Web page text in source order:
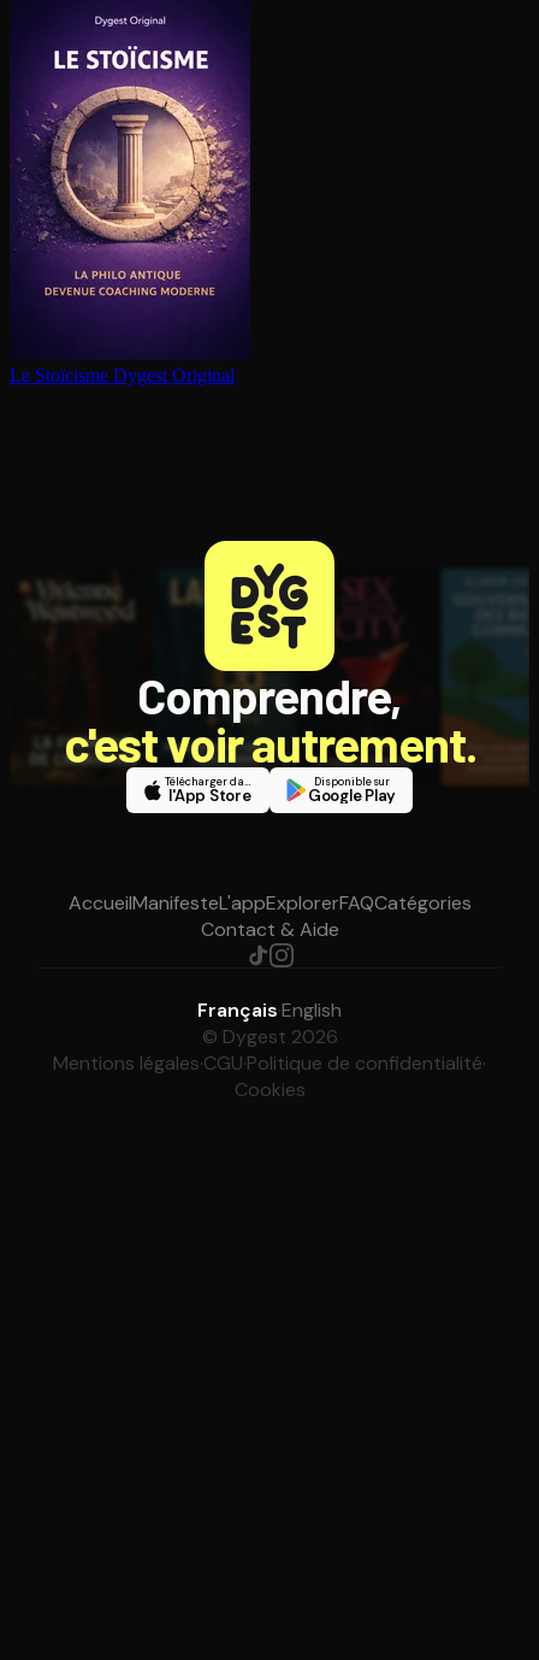
Le Stoïcisme Dygest Original
Comprendre,
c'est voir autrement.
Télécharger dans
l'App Store
Disponible sur
Google Play
AccueilManifesteL'appExplorerFAQCatégories
Contact & Aide
Français·English
© Dygest 2026
Mentions légales·CGU·Politique de confidentialité·
Cookies